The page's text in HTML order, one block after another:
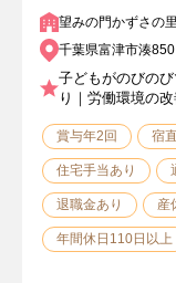
望みの門かずさの里
千葉県富津市湊850
子どもがのびの
り｜労働環境の
賞与年2回 宿
住宅手当あり
退職金あり 産
年間休日110日以上